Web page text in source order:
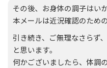
その後、お身体の調子はい
本メールは近況確認のため
引き続き、ご無理なさらず
と思います。
何かございましたら、体調